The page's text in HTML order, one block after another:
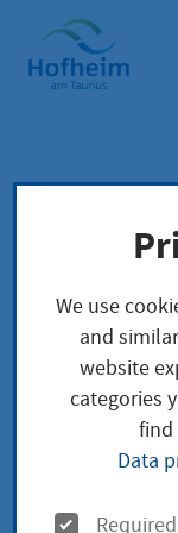
Home"
Wohngeld
Unter
Höhe Ihres
wann dies der
We use
and
website
categories
find
Data
O
Required